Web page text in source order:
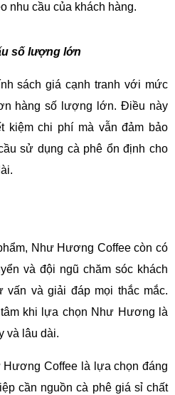
nhu cầu của khách hàng.
số lượng lớn
sách giá cạnh tranh với mức
hàng số lượng lớn. Điều này
kiệm chi phí mà vẫn đảm bảo
sử dụng cà phê ổn định cho
Như Hương Coffee còn có
và đội ngũ chăm sóc khách
vấn và giải đáp mọi thắc mắc.
khi lựa chọn Như Hương là
và lâu dài.
Coffee là lựa chọn đáng
cần nguồn cà phê giá sỉ chất